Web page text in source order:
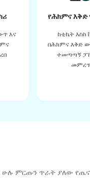
እና
የሕክምና
ከቲኬት እስከ
በሕክምና እቅድ
ተመጣጣኝ
ምርጡን ጥራት ያለው